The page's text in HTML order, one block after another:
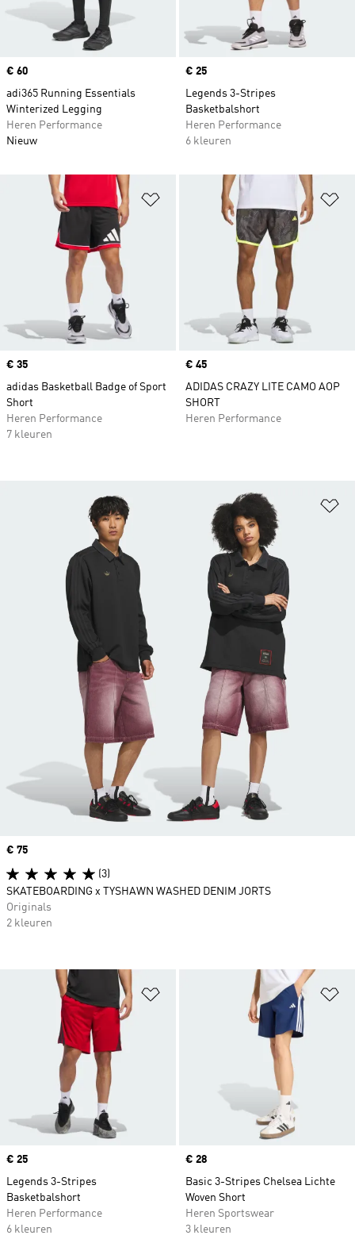
Price
€ 60
adi365 Running Essentials
Winterized Legging
Heren Performance
Nieuw
Price
€ 25
Legends 3-Stripes
Basketbalshort
Heren Performance
6 kleuren
Op verlanglijst zetten
Price
€ 35
adidas Basketball Badge of Sport
Short
Heren Performance
7 kleuren
Price
€ 45
ADIDAS CRAZY LITE CAMO AOP
SHORT
Heren Performance
Op verlanglijst zetten
Price
€ 25
Legends 3-Stripes
Basketbalshort
Heren Performance
6 kleuren
Price
€ 28
Basic 3-Stripes Chelsea Lichte
Woven Short
Heren Sportswear
3 kleuren
Price
€ 75
(3)
SKATEBOARDING x TYSHAWN WASHED DENIM JORTS
Originals
2 kleuren